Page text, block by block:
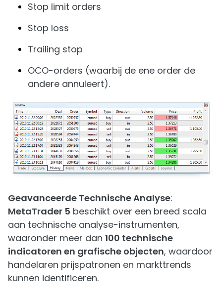
Stop limit orders
Stop loss
Trailing stop
OCO-orders (waarbij de ene order de
andere annuleert).
Geavanceerde Technische Analyse:
MetaTrader 5 beschikt over een breed scala
aan technische analyse-instrumenten,
waaronder meer dan 100 technische
indicatoren en grafische objecten, waardoor
handelaren prijspatronen en markttrends
kunnen identificeren.